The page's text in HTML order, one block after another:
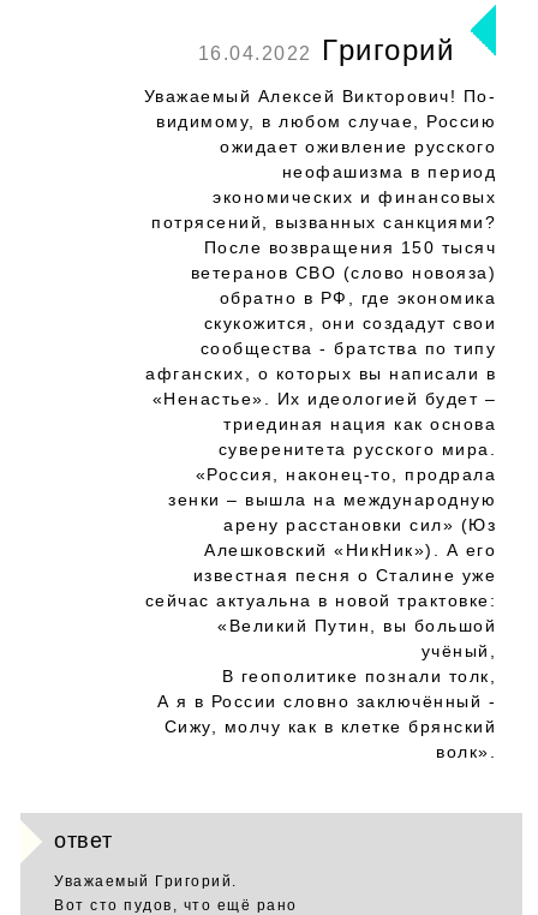
16.04.2022 Григорий
Уважаемый Алексей Викторович! По-
видимому, в любом случае, Россию
ожидает оживление русского
неофашизма в период
экономических и финансовых
потрясений, вызванных санкциями?
После возвращения 150 тысяч
ветеранов СВО (слово новояза)
обратно в РФ, где экономика
скукожится, они создадут свои
сообщества - братства по типу
афганских, о которых вы написали в
«Ненастье». Их идеологией будет –
триединая нация как основа
суверенитета русского мира.
«Россия, наконец-то, продрала
зенки – вышла на международную
арену расстановки сил» (Юз
Алешковский «НикНик»). А его
известная песня о Сталине уже
сейчас актуальна в новой трактовке:
«Великий Путин, вы большой
учёный,
В геополитике познали толк,
А я в России словно заключённый -
Сижу, молчу как в клетке брянский
волк».
ответ
Уважаемый Григорий.
Вот сто пудов, что ещё рано